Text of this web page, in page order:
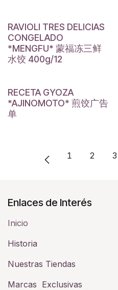
RAVIOLI TRES DELICIAS
CONGELADO
*MENGFU* 蒙福冻三鲜
水饺 400g/12
RECETA GYOZA
*AJINOMOTO* 煎饺广告
单
1 2 3
Enlaces de Interés
Inicio
Historia​
Nuestras Tiendas
Marcas Exclusivas